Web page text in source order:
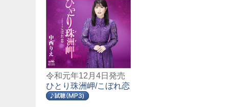
令和元年12月4日発売
ひとり珠洲岬/こぼれ恋